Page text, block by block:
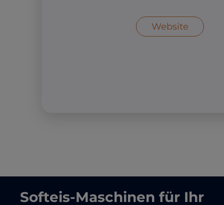
Website
Softeis-Maschinen für Ihr